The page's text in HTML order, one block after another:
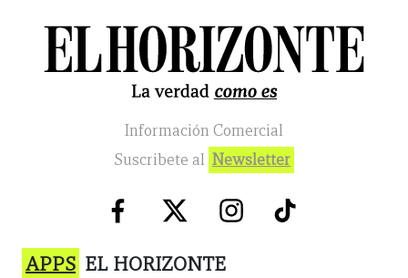
Información Comercial
Suscribete al Newsletter
APPS EL HORIZONTE